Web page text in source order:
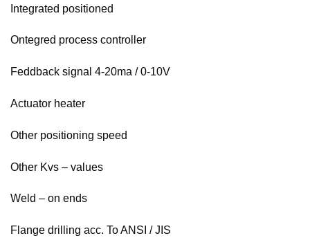
Integrated positioned
Ontegred process controller
Feddback signal 4-20ma / 0-10V
Actuator heater
Other positioning speed
Other Kvs – values
Weld – on ends
Flange drilling acc. To ANSI / JIS